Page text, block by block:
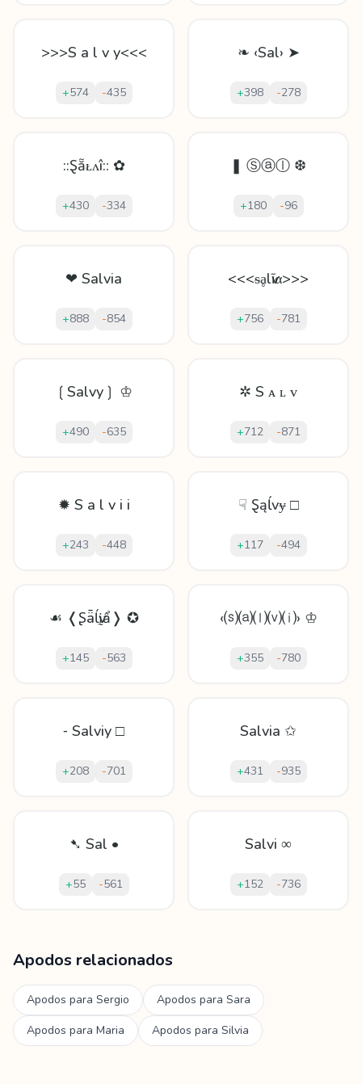
>>>S a l v y<<<
+574 -435
❧ ‹Sal› ➤
+398 -278
::Ȿẵᴌʌî:: ✿
+430 -334
❚ Ⓢⓐⓛ ❆
+180 -96
❤ Salvia
+888 -854
<<<ᵴḁlѵīα>>>
+756 -781
❲Salvy❳ ♔
+490 -635
✲ S ᴀ ʟ ᴠ
+712 -871
✹ S a l v i i
+243 -448
☟ Ȿąĺvɏ □
+117 -494
☙ ❬Ʂǟĺѵḭẩ❭ ✪
+145 -563
‹⒮⒜⒧⒱⒤› ♔
+355 -780
⁃ Salviy □
+208 -701
Salvia ✩
+431 -935
➷ Sal •
+55 -561
Salvi ∞
+152 -736
Apodos relacionados
Apodos para Sergio Apodos para Sara
Apodos para Maria Apodos para Silvia